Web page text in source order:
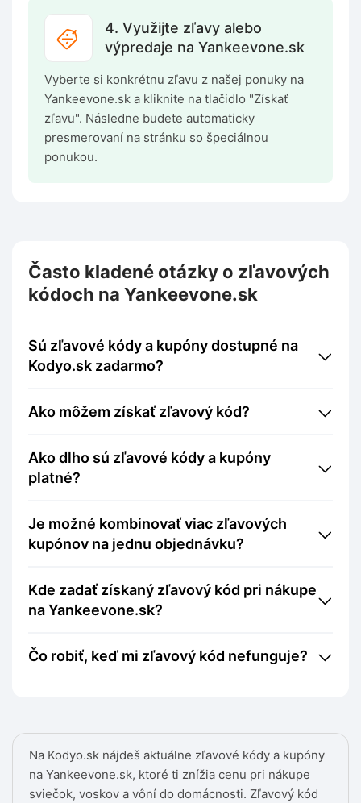
Na Kodyo.sk nájdeš aktuálne zľavové kódy a kupóny
na Yankeevone.sk, ktoré ti znížia cenu pri nákupe
sviečok, voskov a vôní do domácnosti. Zľavový kód
4. Využijte zľavy alebo
výpredaje na Yankeevone.sk
Vyberte si konkrétnu zľavu z našej ponuky na
Yankeevone.sk a kliknite na tlačidlo "Získať
zľavu". Následne budete automaticky
presmerovaní na stránku so špeciálnou
ponukou.
Často kladené otázky o zľavových
kódoch na Yankeevone.sk
Sú zľavové kódy a kupóny dostupné na
Kodyo.sk zadarmo?
Ako môžem získať zľavový kód?
Ako dlho sú zľavové kódy a kupóny
platné?
Je možné kombinovať viac zľavových
kupónov na jednu objednávku?
Kde zadať získaný zľavový kód pri nákupe
na Yankeevone.sk?
Čo robiť, keď mi zľavový kód nefunguje?